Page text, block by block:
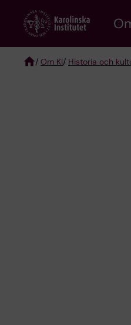
content
/ Om KI/ Historia och